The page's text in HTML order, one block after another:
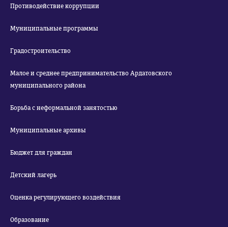
Противодействие коррупции
Муниципальные программы
Градостроительство
Малое и среднее предпринимательство Ардатовского
муниципального района
Борьба с неформальной занятостью
Муниципальные архивы
Бюджет для граждан
Детский лагерь
Оценка регулирующего воздействия
Образование